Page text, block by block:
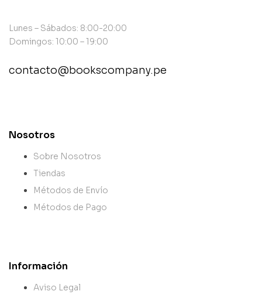
Lunes – Sábados: 8:00-20:00
Domingos: 10:00 – 19:00
contacto@bookscompany.pe
Nosotros
Sobre Nosotros
Tiendas
Métodos de Envío
Métodos de Pago
Información
Aviso Legal